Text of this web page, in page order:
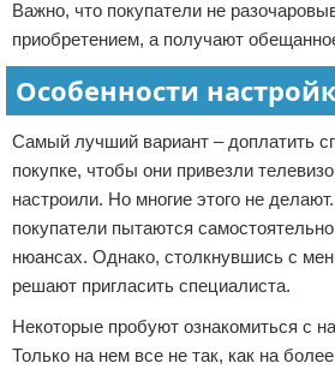
Важно, что покупатели не
приобретением, а получают
Особенности
Самый лучший вариант – доплатить
покупке, чтобы они привезли
настроили. Но многие этого не
покупатели пытаются
нюансах. Однако, столкнувшись с
решают пригласить специалиста.
Некоторые пробуют ознакомиться с
Только на нем все не так, как на